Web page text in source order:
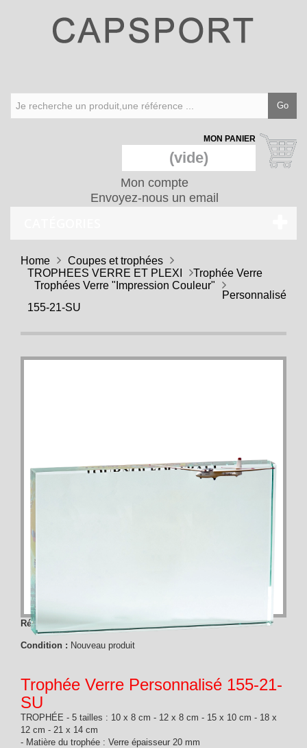
Go
MON PANIER
(vide)
Mon compte
Envoyez-nous un email
Home
Coupes et trophées
TROPHEES VERRE ET PLEXI
Trophées Verre "Impression Couleur"
Trophée Verre
Personnalisé
155-21-SU
Référence :
Condition : Nouveau produit
Trophée Verre Personnalisé 155-21-
SU
TROPHÉE - 5 tailles : 10 x 8 cm - 12 x 8 cm - 15 x 10 cm - 18 x
12 cm - 21 x 14 cm
- Matière du trophée : Verre épaisseur 20 mm